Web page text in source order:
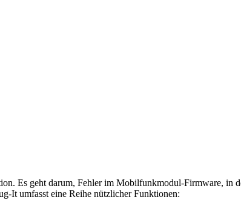
Es geht darum, Fehler im Mobilfunkmodul-Firmware, in
It umfasst eine Reihe nützlicher Funktionen: